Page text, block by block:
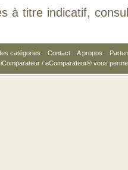
à titre indicatif,
catégories :: Contact :: A propos ::
/ eComparateur® vous